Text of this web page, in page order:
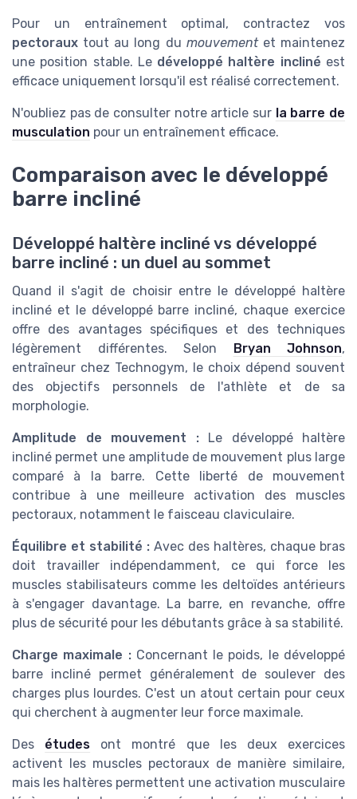
Pour un entraînement optimal, contractez vos
pectoraux tout au long du mouvementet maintenez
une position stable. Le développé haltère incliné est
efficace uniquement lorsqu'il est réalisé correctement.
N'oubliez pas de consulter notre article sur la barre de
musculation pour un entraînement efficace.
Comparaison avec le développé
barre incliné
Développé haltère incliné vs développé
barre incliné : un duel au sommet
Quand il s'agit de choisir entre le développé haltère
incliné et le développé barre incliné, chaque exercice
offre des avantages spécifiques et des techniques
légèrement différentes. Selon Bryan Johnson,
entraîneur chez Technogym, le choix dépend souvent
des objectifs personnels de l'athlète et de sa
morphologie.
Amplitude de mouvement :Le développé haltère
incliné permet une amplitude de mouvement plus large
comparé à la barre. Cette liberté de mouvement
contribue à une meilleure activation des muscles
pectoraux, notamment le faisceau claviculaire.
Équilibre et stabilité : Avec des haltères, chaque bras
doit travailler indépendamment, ce qui force les
muscles stabilisateurs comme les deltoïdes antérieurs
à s'engager davantage. La barre, en revanche, offre
plus de sécurité pour les débutants grâce à sa stabilité.
Charge maximale :Concernant le poids, le développé
barre incliné permet généralement de soulever des
charges plus lourdes. C'est un atout certain pour ceux
qui cherchent à augmenter leur force maximale.
Des études ont montré que les deux exercices
activent les muscles pectoraux de manière similaire,
mais les haltères permettent une activation musculaire